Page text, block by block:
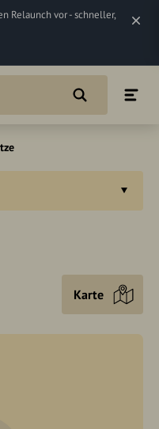
Relaunch vor - schneller,
Karte